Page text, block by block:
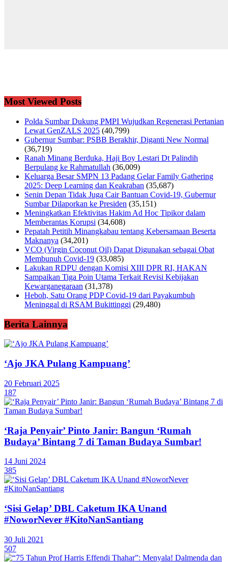
Most Viewed Posts
Polda Sumbar Dukung PMPI Wujudkan Regenerasi Pertanian
Lewat GenZALS 2025 (40,799)
Gubernur Sumbar: PSBB Berakhir, Diganti New Normal
(36,719)
Ranah Minang Berduka, Haji Boy Lestari Dt Palindih
Berpulang ke Rahmatullah (36,009)
Keluarga Besar SMPN 13 Padang Gelar Family Gathering
2025: Deep Learning dan Keakraban (35,687)
Senin Depan Tidak Juga Cair Bantuan Covid-19, Gubernur
Sumbar Dilaporkan ke Presiden (35,151)
Meningkatkan Efektivitas Hakim Ad Hoc Tipikor dalam
Memberantas Korupsi (34,608)
Pepatah Petitih Minangkabau tentang Kebersamaan Beserta
Maknanya (34,201)
VCO (Virgin Coconut Oil) Dapat Digunakan sebagai Obat
Membunuh Covid-19 (33,085)
Lakukan RDPU dengan Komisi XIII DPR RI, HAKAN
Sampaikan Tiga Poin Utama Terkait Revisi Kebijakan
Kewarganegaraan (31,378)
Heboh, Satu Orang PDP Covid-19 dari Payakumbuh
Meninggal di RSAM Bukittinggi (29,480)
Berita Lainnya
‘Ajo JKA Pulang Kampuang’
20 Februari 2025
187
‘Raja Penyair’ Pinto Janir: Bangun ‘Rumah
Budaya’ Bintang 7 di Taman Budaya Sumbar!
14 Juni 2024
385
‘Sisi Gelap’ DBL Caketum IKA Unand
#NoworNever #KitoNanSantiang
30 Juli 2021
507